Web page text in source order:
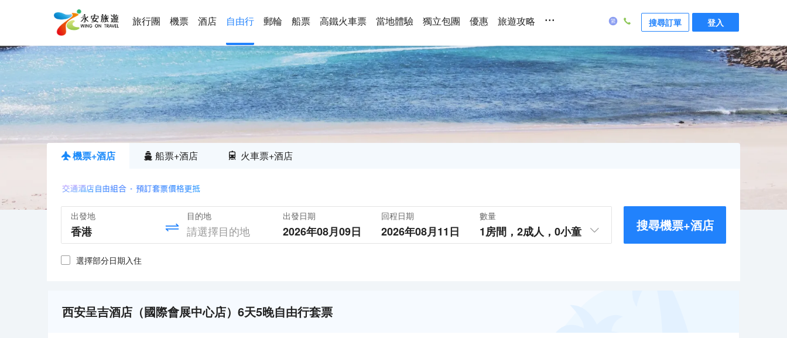
旅行團 機票 酒店 自由行 郵輪 船票 高鐵火車票 當地體驗 獨立包團 優惠 旅遊攻略 ... 搜尋訂單 登入
機票+酒店 船票+酒店 火車票+酒店
出發地 目的地 出發日期
2026年08月09日
回程日期
2026年08月11日
數量
1房間， 2成人， 0小童 搜尋機票+酒店
選擇部分日期入住
西安呈吉酒店（國際會展中心店）6天5晚自由行套票